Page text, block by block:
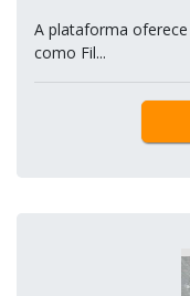
A plataforma
como Fil...